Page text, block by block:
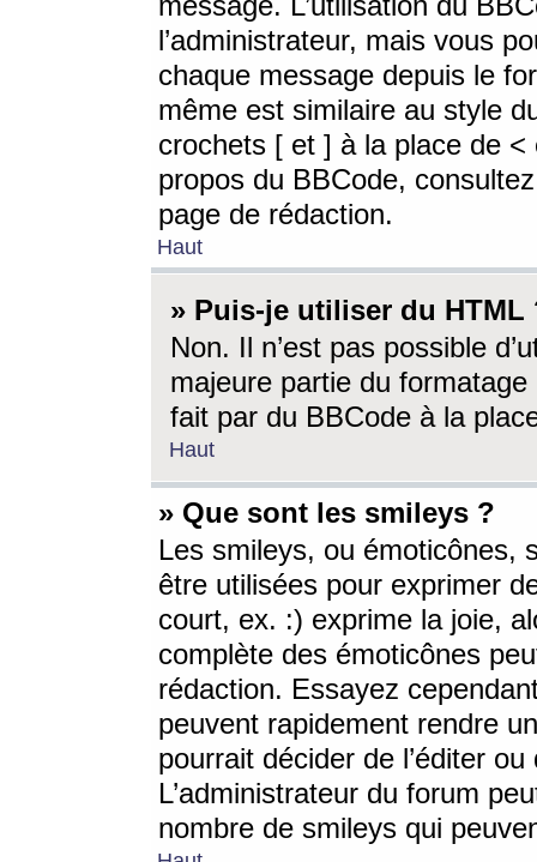
l’administrateur, mais vous
chaque message depuis le
même est similaire au style
crochets [ et ] à la place de <
propos du BBCode,
page de rédaction.
Haut
» Puis-je utiliser du HTML
Non. Il n’est pas possible
majeure partie du
fait par du BBCode à la
Haut
» Que sont les smileys ?
Les smileys, ou émoticônes,
être utilisées pour exprimer
court, ex. :) exprime la joie,
complète des émoticônes
rédaction. Essayez
peuvent rapidement rendre
pourrait décider de l’éditer
L’administrateur du forum
nombre de smileys qui